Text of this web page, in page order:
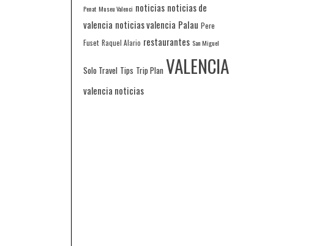
Penat Museu Valenci noticias noticias de
valencia noticias valencia Palau Pere
Fuset Raquel Alario restaurantes San Miguel
Solo Travel Tips Trip Plan VALENCIA
valencia noticias